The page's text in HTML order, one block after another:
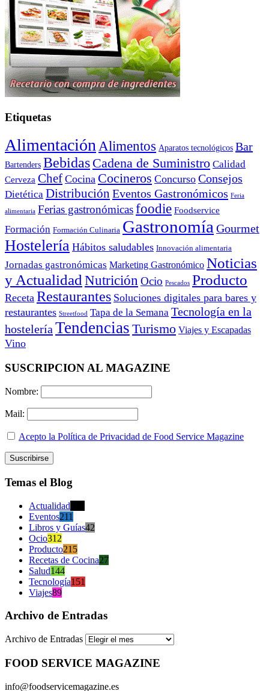
Etiquetas
Alimentación Alimentos Aparatos tecnológicos Bar
Bartenders Bebidas Cadena de Suministro Calidad
Cerveza Chef Cocina Cocineros Concurso Consejos
Dietética Distribución Eventos Gastronómicos Feria
alimentaria Ferias gastronómicasfoodie Foodservice
Formación Formación Culinaria Gastronomía Gourmet
Hostelería Hábitos saludables Innovación alimentaria
Jornadas gastronómicas Marketing Gastronómico Noticias
y Actualidad Nutrición Ocio Pescados Producto
Receta Restaurantes Soluciones digitales para bares y
restaurantes Streetfood Tapa de la Semana Tecnología en la
hostelería Tendencias Turismo Viajes y Escapadas
Vino
SUSCRIPCION AL MAGAZINE
Nombre:
Mail:
Acepto la Política de Privacidad de Food Service Magazine
Temas el Blog
Actualidad
Eventos211
Libros y Guías42
Ocio312
Producto215
Recetas de Cocina27
Salud144
Tecnología151
Viajes89
Archivo de Entradas
Archivo de Entradas
FOOD SERVICE MAGAZINE
info@foodservicemagazine.es